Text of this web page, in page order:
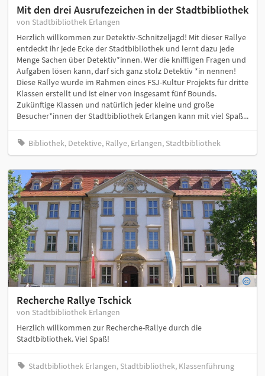
Mit den drei Ausrufezeichen in der Stadtbibliothek
von Stadtbibliothek Erlangen
Herzlich willkommen zur Detektiv-Schnitzeljagd! Mit dieser Rallye
entdeckt ihr jede Ecke der Stadtbibliothek und lernt dazu jede
Menge Sachen über Detektiv*innen. Wer die kniffligen Fragen und
Aufgaben lösen kann, darf sich ganz stolz Detektiv *in nennen!
Diese Rallye wurde im Rahmen eines FSJ-Kultur Projekts für dritte
Klassen erstellt und ist einer von insgesamt fünf Bounds.
Zukünftige Klassen und natürlich jeder kleine und große
Besucher*innen der Stadtbibliothek Erlangen kann mit viel Spaß...
Bibliothek, Detektive, Rallye, Erlangen, Stadtbibliothek
Recherche Rallye Tschick
von Stadtbibliothek Erlangen
Herzlich willkommen zur Recherche-Rallye durch die
Stadtbibliothek. Viel Spaß!
Stadtbibliothek Erlangen, Stadtbibliothek, Klassenführung